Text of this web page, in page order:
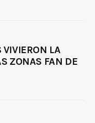
LA
ZONAS FAN DE